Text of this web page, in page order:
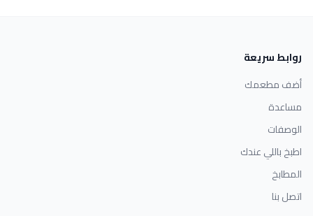
روابط سريعة
أضف مطعمك
مساعدة
الوصفات
اطبخ باللي عندك
المطابخ
اتصل بنا